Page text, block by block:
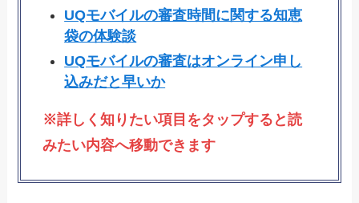
UQモバイルの審査時間に関する知恵
袋の体験談
UQモバイルの審査はオンライン申し
込みだと早いか
※詳しく知りたい項目をタップすると読
みたい内容へ移動できます